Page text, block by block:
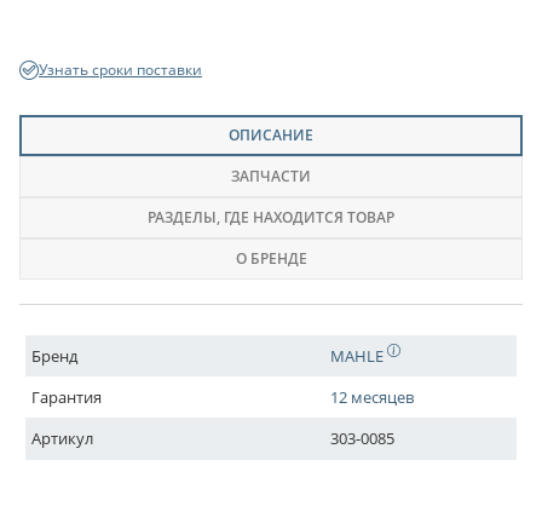
Узнать сроки поставки
ОПИСАНИЕ
ЗАПЧАСТИ
РАЗДЕЛЫ, ГДЕ НАХОДИТСЯ ТОВАР
О БРЕНДЕ
Бренд
MAHLE
Гарантия
12 месяцев
Артикул
303-0085